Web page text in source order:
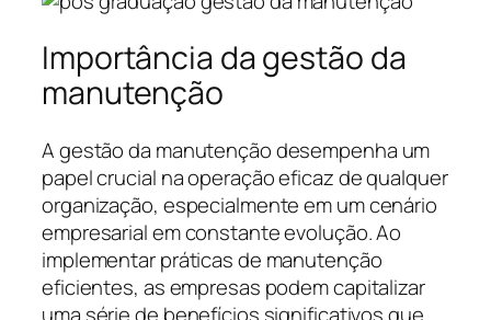
Importância da gestão da
manutenção
A gestão da manutenção desempenha um
papel crucial na operação eficaz de qualquer
organização, especialmente em um cenário
empresarial em constante evolução. Ao
implementar práticas de manutenção
eficientes, as empresas podem capitalizar